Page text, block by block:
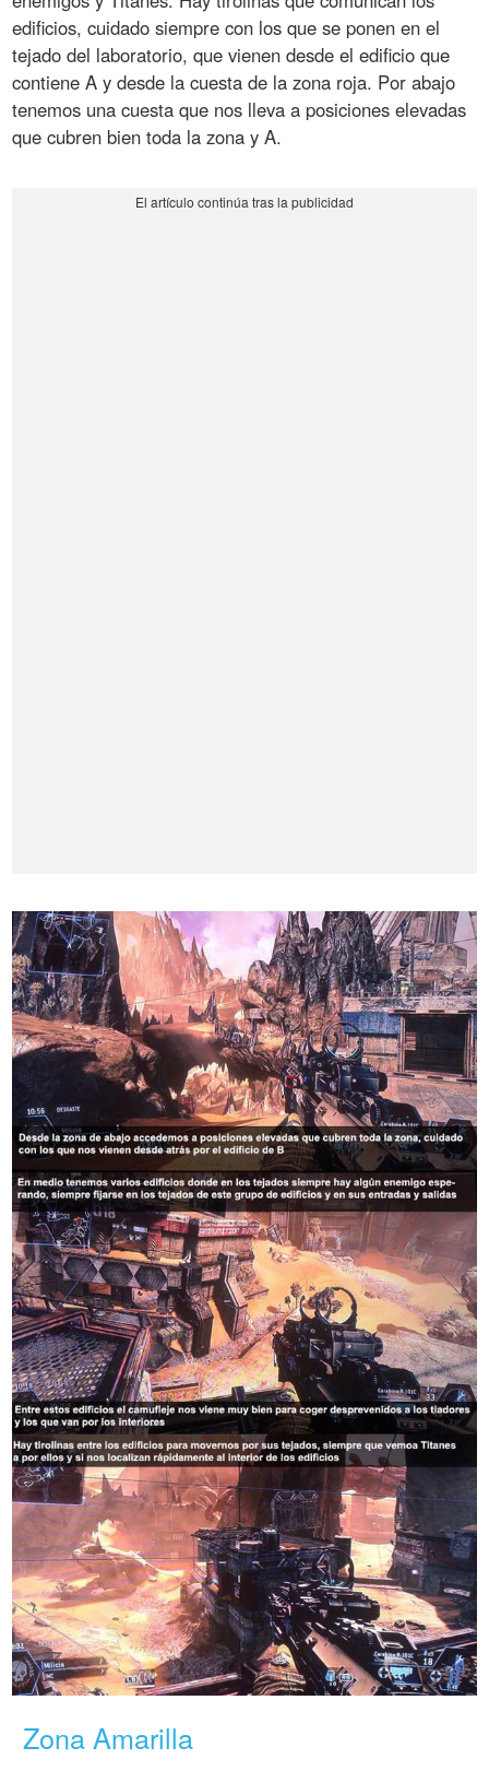
edificios, cuidado siempre con los que se ponen en el
tejado del laboratorio, que vienen desde el edificio que
contiene A y desde la cuesta de la zona roja. Por abajo
tenemos una cuesta que nos lleva a posiciones elevadas
que cubren bien toda la zona y A.
Zona Amarilla